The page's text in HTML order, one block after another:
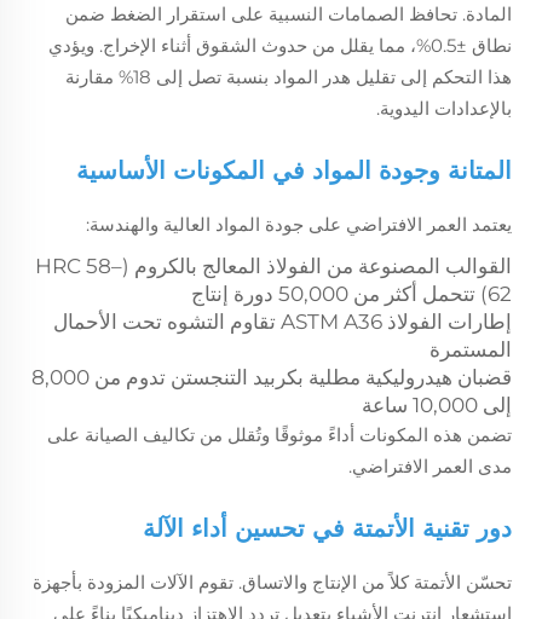
المادة. تحافظ الصمامات النسبية على استقرار الضغط ضمن
نطاق ±0.5%، مما يقلل من حدوث الشقوق أثناء الإخراج. ويؤدي
هذا التحكم إلى تقليل هدر المواد بنسبة تصل إلى 18% مقارنة
بالإعدادات اليدوية.
المتانة وجودة المواد في المكونات الأساسية
يعتمد العمر الافتراضي على جودة المواد العالية والهندسة:
القوالب المصنوعة من الفولاذ المعالج بالكروم (HRC 58–
62) تتحمل أكثر من 50,000 دورة إنتاج
إطارات الفولاذ ASTM A36 تقاوم التشوه تحت الأحمال
المستمرة
قضبان هيدروليكية مطلية بكربيد التنجستن تدوم من 8,000
إلى 10,000 ساعة
تضمن هذه المكونات أداءً موثوقًا وتُقلل من تكاليف الصيانة على
مدى العمر الافتراضي.
دور تقنية الأتمتة في تحسين أداء الآلة
تحسّن الأتمتة كلاً من الإنتاج والاتساق. تقوم الآلات المزودة بأجهزة
استشعار إنترنت الأشياء بتعديل تردد الاهتزاز ديناميكيًا بناءً على